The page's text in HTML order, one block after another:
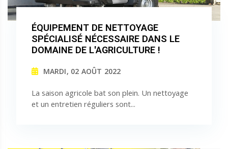
ÉQUIPEMENT DE NETTOYAGE
SPÉCIALISÉ NÉCESSAIRE DANS LE
DOMAINE DE L'AGRICULTURE !
MARDI, 02 AOÛT 2022
La saison agricole bat son plein. Un nettoyage
et un entretien réguliers sont...